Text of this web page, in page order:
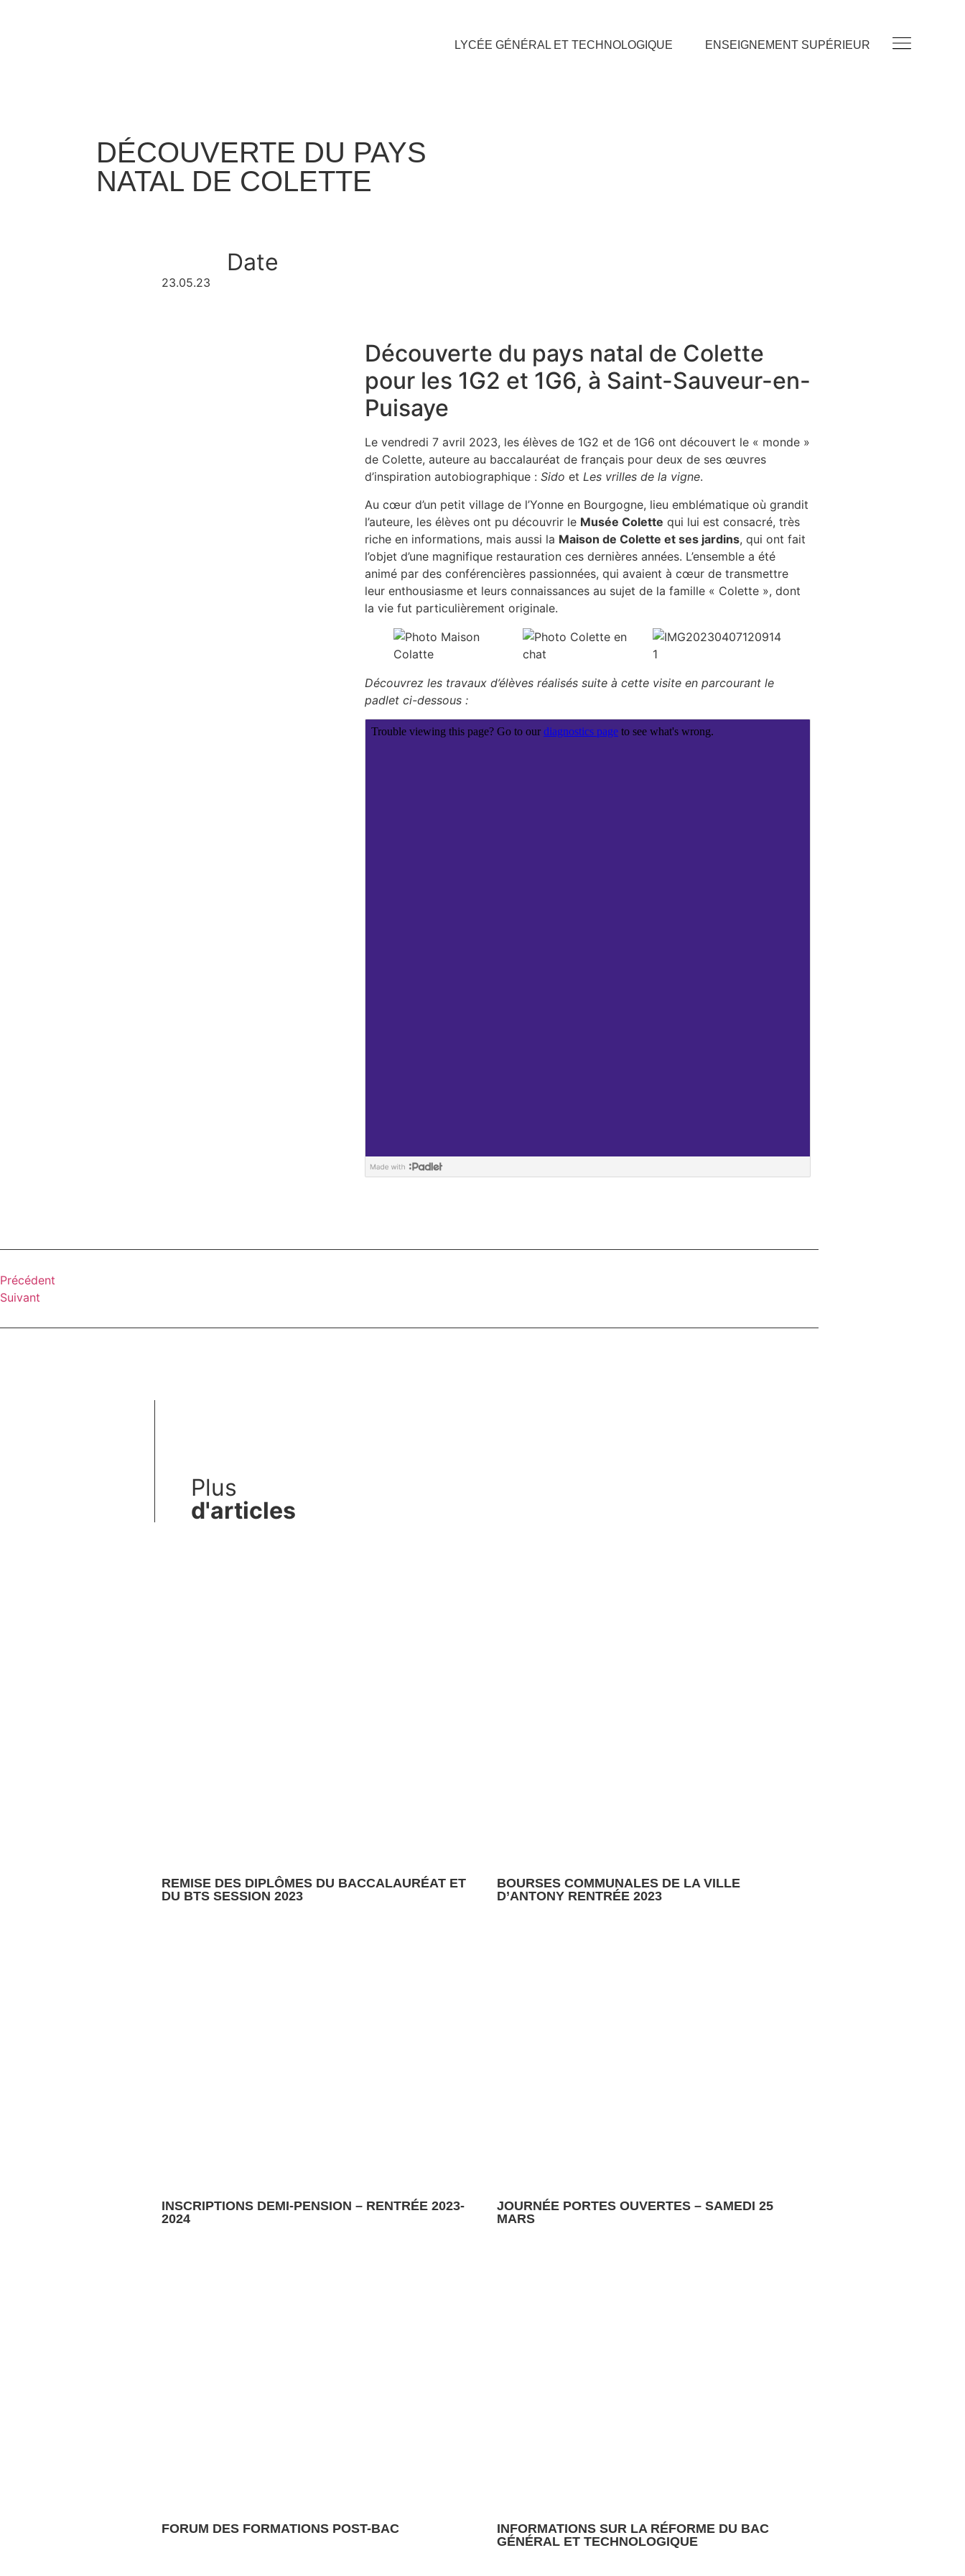
LYCÉE GÉNÉRAL ET TECHNOLOGIQUE ENSEIGNEMENT SUPÉRIEUR
DÉCOUVERTE DU PAYS
NATAL DE COLETTE
Date
23.05.23
Découverte du pays natal de Colette
pour les 1G2 et 1G6, à Saint-Sauveur-en-
Puisaye
Le vendredi 7 avril 2023, les élèves de 1G2 et de 1G6 ont découvert le « monde »
de Colette, auteure au baccalauréat de français pour deux de ses œuvres
d’inspiration autobiographique : Sido et Les vrilles de la vigne.
Au cœur d’un petit village de l’Yonne en Bourgogne, lieu emblématique où grandit
l’auteure, les élèves ont pu découvrir le Musée Colette qui lui est consacré, très
riche en informations, mais aussi la Maison de Colette et ses jardins, qui ont fait
l’objet d’une magnifique restauration ces dernières années. L’ensemble a été
animé par des conférencières passionnées, qui avaient à cœur de transmettre
leur enthousiasme et leurs connaissances au sujet de la famille « Colette », dont
la vie fut particulièrement originale.
Découvrez les travaux d’élèves réalisés suite à cette visite en parcourant le
padlet ci-dessous :
Précédent
Suivant
Plus
d'articles
REMISE DES DIPLÔMES DU BACCALAURÉAT ET
DU BTS SESSION 2023
BOURSES COMMUNALES DE LA VILLE
D’ANTONY RENTRÉE 2023
INSCRIPTIONS DEMI-PENSION – RENTRÉE 2023-
2024
JOURNÉE PORTES OUVERTES – SAMEDI 25
MARS
FORUM DES FORMATIONS POST-BAC
INFORMATIONS SUR LA RÉFORME DU BAC
GÉNÉRAL ET TECHNOLOGIQUE